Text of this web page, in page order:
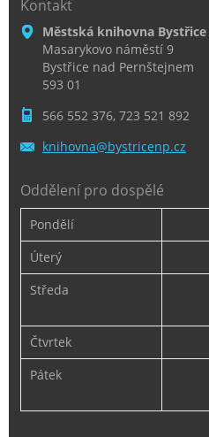
Kontakt
Městská knihovna
Masarykovo náměstí 9
Bystřice nad Pernštejnem
593 01
566 552 376, 723 521 892
knihovna@bystricenp.cz
Oddělení pro dospělé
Pondělí
Úterý
Středa
Čtvrtek
Pátek